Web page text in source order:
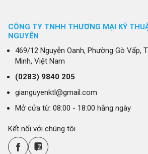
CÔNG TY TNHH THƯƠNG MẠI KỸ
NGUYỄN
469/12 Nguyễn Oanh, Phường Gò Vấp,
Minh, Việt Nam
(0283) 9840 205
gianguyenktl@gmail.com
Mở cửa từ: 08:00 - 18:00 hằng ngày
Kết nối với chúng tôi